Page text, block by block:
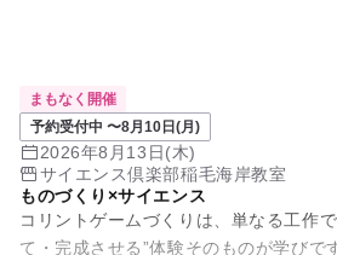
まもなく開催
予約受付中 〜8月10日(月)
2026年8月13日(木)
サイエンス倶楽部稲毛海岸教室
ものづくり×サイエンス
コリントゲームづくりは、単なる工作
て・完成させる”体験そのものが学びです。 釘の傾斜や配